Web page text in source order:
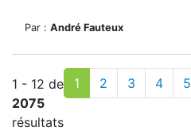
Par : André Fauteux
1 - 12 de
2075
résultats
1 2 3 4 5